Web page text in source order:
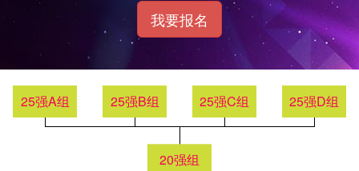
我要报名
20强组
25强A组 25强B组 25强C组 25强D组